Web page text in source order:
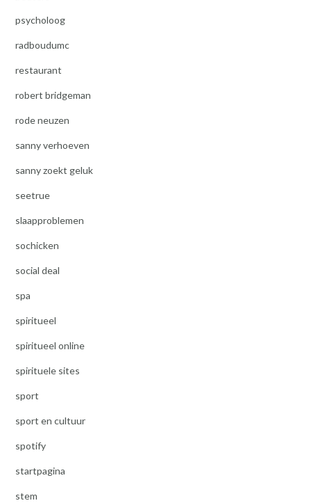
psycholoog
radboudumc
restaurant
robert bridgeman
rode neuzen
sanny verhoeven
sanny zoekt geluk
seetrue
slaapproblemen
sochicken
social deal
spa
spiritueel
spiritueel online
spirituele sites
sport
sport en cultuur
spotify
startpagina
stem